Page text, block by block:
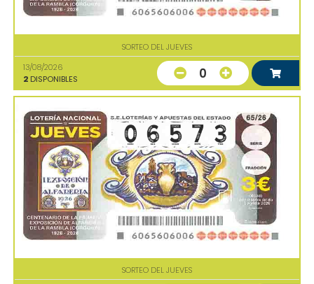
SORTEO DEL JUEVES
13/08/2026
2 DISPONIBLES 0
SORTEO DEL JUEVES